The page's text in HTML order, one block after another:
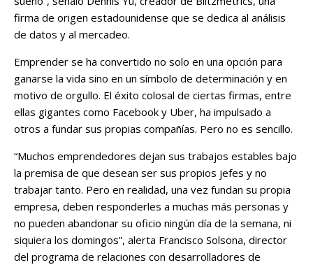
firma de origen estadounidense que se dedica al análisis
de datos y al mercadeo.
Emprender se ha convertido no solo en una opción para
ganarse la vida sino en un símbolo de determinación y en
motivo de orgullo. El éxito colosal de ciertas firmas, entre
ellas gigantes como Facebook y Uber, ha impulsado a
otros a fundar sus propias compañías. Pero no es sencillo.
“Muchos emprendedores dejan sus trabajos estables bajo
la premisa de que desean ser sus propios jefes y no
trabajar tanto. Pero en realidad, una vez fundan su propia
empresa, deben responderles a muchas más personas y
no pueden abandonar su oficio ningún día de la semana, ni
siquiera los domingos”, alerta Francisco Solsona, director
del programa de relaciones con desarrolladores de